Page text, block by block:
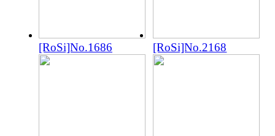
[RoSi]No.1686 [RoSi]No.2168